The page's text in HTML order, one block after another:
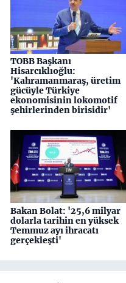
TOBB Başkanı
Hisarcıklıoğlu:
'Kahramanmaraş, üretim
gücüyle Türkiye
ekonomisinin lokomotif
şehirlerinden birisidir'
Bakan Bolat: '25,6 milyar
dolarla tarihin en yüksek
Temmuz ayı ihracatı
gerçekleşti'